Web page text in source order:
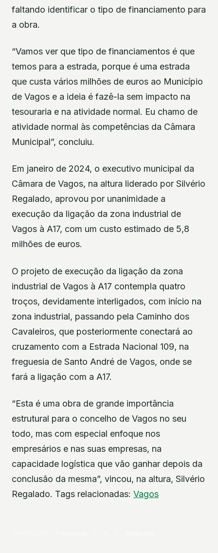
faltando identificar o tipo de financiamento para
a obra.
“Vamos ver que tipo de financiamentos é que
temos para a estrada, porque é uma estrada
que custa vários milhões de euros ao Município
de Vagos e a ideia é fazê-la sem impacto na
tesouraria e na atividade normal. Eu chamo de
atividade normal às competências da Câmara
Municipal”, concluiu.
Em janeiro de 2024, o executivo municipal da
Câmara de Vagos, na altura liderado por Silvério
Regalado, aprovou por unanimidade a
execução da ligação da zona industrial de
Vagos à A17, com um custo estimado de 5,8
milhões de euros.
O projeto de execução da ligação da zona
industrial de Vagos à A17 contempla quatro
troços, devidamente interligados, com início na
zona industrial, passando pela Caminho dos
Cavaleiros, que posteriormente conectará ao
cruzamento com a Estrada Nacional 109, na
freguesia de Santo André de Vagos, onde se
fará a ligação com a A17.
“Esta é uma obra de grande importância
estrutural para o concelho de Vagos no seu
todo, mas com especial enfoque nos
empresários e nas suas empresas, na
capacidade logística que vão ganhar depois da
conclusão da mesma”, vincou, na altura, Silvério
Regalado. Tags relacionadas: Vagos